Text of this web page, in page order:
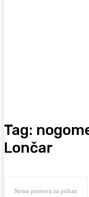
Tag:
Lončar
Nema postova za prikaz